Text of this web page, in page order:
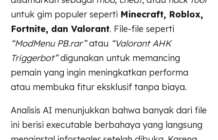
untuk gim populer seperti Minecraft, Roblox,
Fortnite, dan Valorant. File-file seperti
“ModMenu PB.rar”atau “Valorant AHK
Triggerbot”digunakan untuk memancing
pemain yang ingin meningkatkan performa
atau membuka fitur eksklusif tanpa biaya.
Analisis AI menunjukkan bahwa banyak dari file
ini berisi executable berbahaya yang langsung